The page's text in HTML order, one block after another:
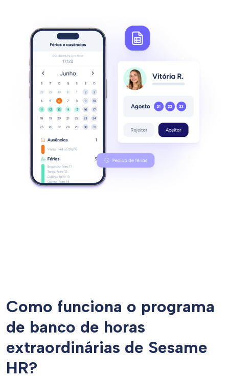
Como funciona o programa
de banco de horas
extraordinárias de Sesame
HR?